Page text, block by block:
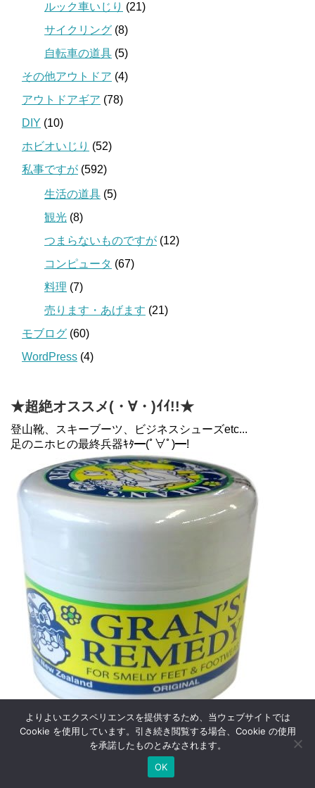
ルック車いじり (21)
サイクリング (8)
自転車の道具 (5)
その他アウトドア (4)
アウトドアギア (78)
DIY (10)
ホビオいじり (52)
私事ですが (592)
生活の道具 (5)
観光 (8)
つまらないものですが (12)
コンピュータ (67)
料理 (7)
売ります・あげます (21)
モブログ (60)
WordPress (4)
★超絶オススメ(・∀・)ｲｲ!!★
登山靴、スキーブーツ、ビジネスシューズetc...
足のニホヒの最終兵器ｷﾀ━(ﾟ∀ﾟ)━!
よりよいエクスペリエンスを提供するため、当ウェブサイトでは
Cookie を使用しています。引き続き閲覧する場合、Cookie の使用
を承諾したものとみなされます。
OK